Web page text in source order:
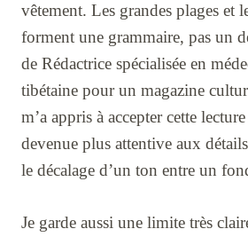
vêtement. Les grandes plages et
forment une grammaire, pas un
de Rédactrice spécialisée en
tibétaine pour un magazine
m’a appris à accepter cette
devenue plus attentive aux
le décalage d’un ton entre un
Je garde aussi une limite très